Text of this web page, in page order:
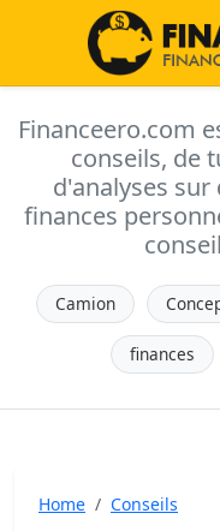
Financeero.com
conseils, de
d'analyses sur
finances
Camion
finances
Home Conseils